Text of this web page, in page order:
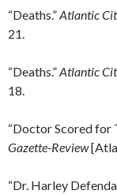
“Deaths.”Atlantic
21.
“Deaths.”Atlantic
18.
“Doctor Scored for
Gazette-Review
“Dr. Harley